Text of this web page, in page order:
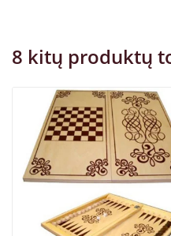
8 kitų produktų